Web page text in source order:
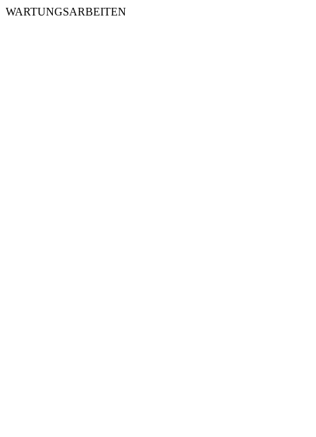
WARTUNGSARBEITEN